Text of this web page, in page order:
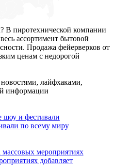
В пиротехнической компании
ассортимент бытовой
Продажа фейерверков от
ценам с недорогой
лайфхаками,
информации
шоу и фестивали
по всему миру
массовых мероприятиях
добавляет